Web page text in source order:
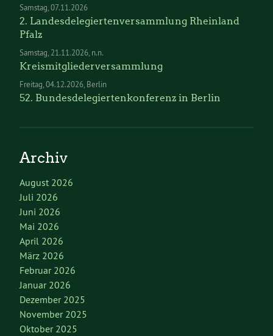
Samstag 07.11.2026
2. Landesdelegiertenversammlung Rheinland
Pfalz
Samstag 21.11.2026 n.n.
Kreismitgliederversammlung
Freitag 04.12.2026 Berlin
52. Bundesdelegiertenkonferenz in Berlin
Archiv
August 2026
Juli 2026
Juni 2026
Mai 2026
April 2026
März 2026
Februar 2026
Januar 2026
Dezember 2025
November 2025
Oktober 2025